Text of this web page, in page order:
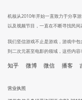
机核从2010年开始一直致力于分享
以及视频节目，一直在不断寻找民间
我们坚信游戏不止是游戏，游戏中
到二次元甚至电影的领域，这些内容
知乎 微博 微信 播客
营业执照